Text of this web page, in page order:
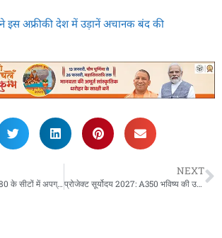
इस अफ्रीकी देश में उड़ानें अचानक बंद की
और तेज़ होंगे एमिरेट्स A380 के सीटों में अपग्रेड
NEXT
प्रोजेक्ट सूर्योदय 2027: A350 भविष्य की उड़ान के लिए तैयार